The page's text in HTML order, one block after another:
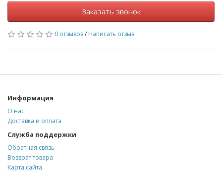
Заказать звонок
0 отзывов/Написать отзыв
Информация
О нас
Доставка и оплата
Служба поддержки
Обратная связь
Возврат товара
Карта сайта